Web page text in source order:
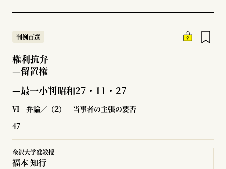
判例百選
権利抗弁
—留置権
—最一小判昭和27・11・27
Ⅵ 弁論／（2） 当事者の主張の要否
47
金沢大学准教授
福本 知行